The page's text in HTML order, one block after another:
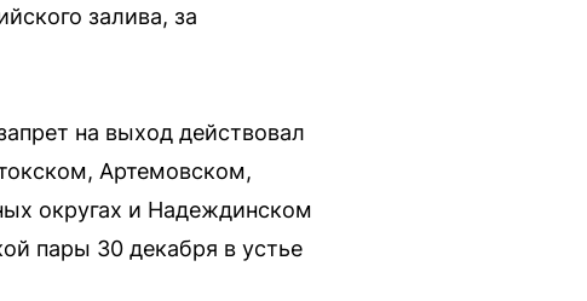
залива, за
на выход действовал
Артемовском,
округах и Надеждинском
пары 30 декабря в устье